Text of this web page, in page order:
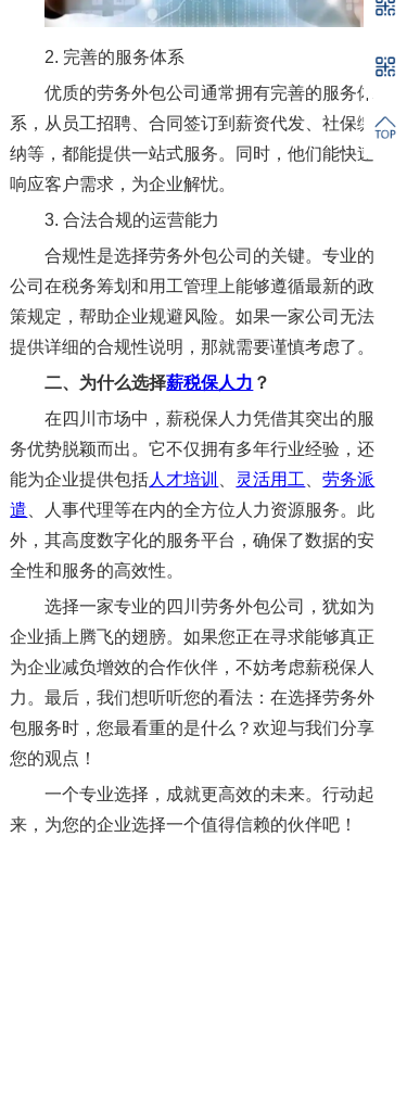
2. 完善的服务体系
优质的劳务外包公司通常拥有完善的服务体
系，从员工招聘、合同签订到薪资代发、社保缴
纳等，都能提供一站式服务。同时，他们能快速
响应客户需求，为企业解忧。
3. 合法合规的运营能力
合规性是选择劳务外包公司的关键。专业的
公司在税务筹划和用工管理上能够遵循最新的政
策规定，帮助企业规避风险。如果一家公司无法
提供详细的合规性说明，那就需要谨慎考虑了。
二、 为什么选择薪税保人力 ？
在四川市场中，薪税保人力凭借其突出的服
务优势脱颖而出。它不仅拥有多年行业经验，还
能为企业提供包括人才培训 灵活用工 、劳务派
遣 、人事代理等在内的全方位人力资源服务。此
外，其高度数字化的服务平台，确保了数据的安
全性和服务的高效性。
选择一家专业的四川劳务外包公司，犹如为
企业插上腾飞的翅膀。如果您正在寻求能够真正
为企业减负增效的合作伙伴，不妨考虑薪税保人
力。最后，我们想听听您的看法：在选择劳务外
包服务时，您最看重的是什么？欢迎与我们分享
您的观点！
一个专业选择，成就更高效的未来。行动起
来，为您的企业选择一个值得信赖的伙伴吧！